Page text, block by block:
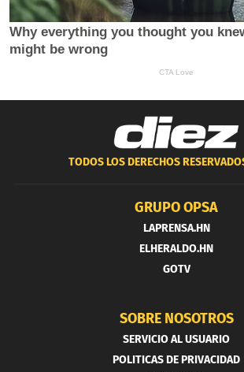
TODOS LOS DERECHOS
GRUPO OPSA
LAPRENSA.HN
ELHERALDO.HN
GOTV
SOBRE NOSOTROS
SERVICIO AL USUARIO
POLITICAS DE PRIVACIDAD